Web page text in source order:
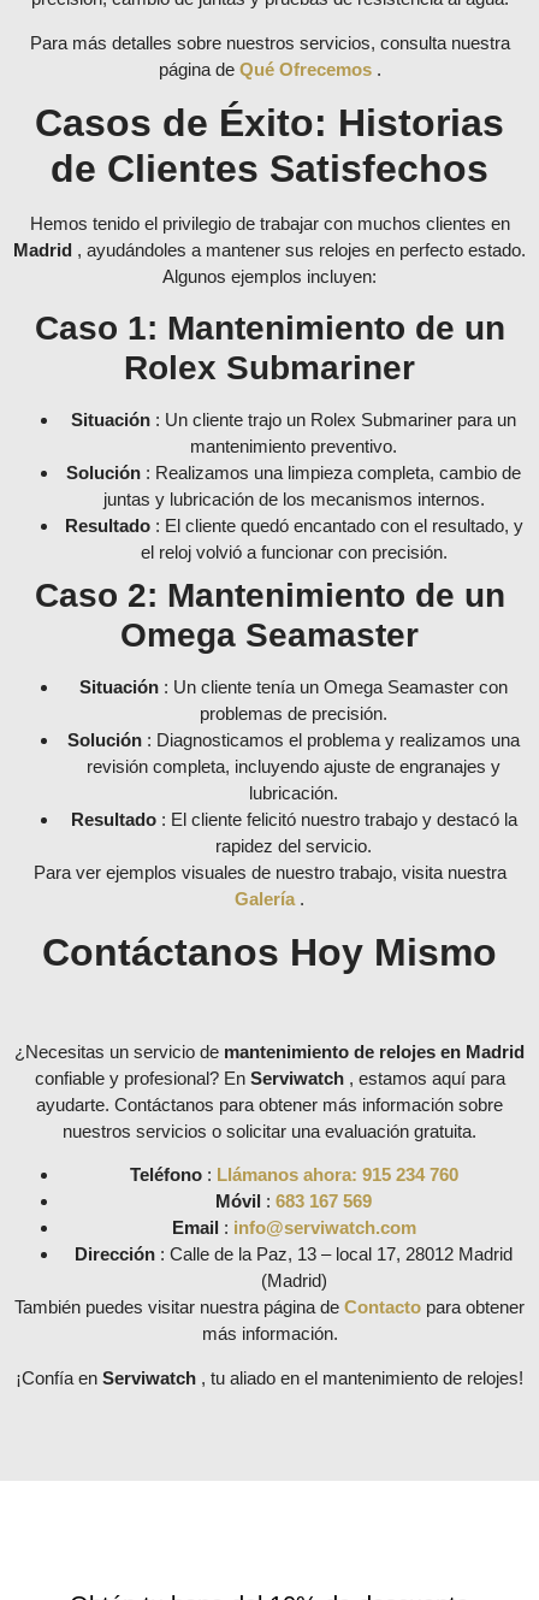
Para más detalles sobre nuestros servicios, consulta nuestra
página de Qué Ofrecemos .
Casos de Éxito: Historias
de Clientes Satisfechos
Hemos tenido el privilegio de trabajar con muchos clientes en
Madrid , ayudándoles a mantener sus relojes en perfecto estado.
Algunos ejemplos incluyen:
Caso 1: Mantenimiento de un
Rolex Submariner
Situación : Un cliente trajo un Rolex Submariner para un
mantenimiento preventivo.
Solución : Realizamos una limpieza completa, cambio de
juntas y lubricación de los mecanismos internos.
Resultado : El cliente quedó encantado con el resultado, y
el reloj volvió a funcionar con precisión.
Caso 2: Mantenimiento de un
Omega Seamaster
Situación : Un cliente tenía un Omega Seamaster con
problemas de precisión.
Solución : Diagnosticamos el problema y realizamos una
revisión completa, incluyendo ajuste de engranajes y
lubricación.
Resultado : El cliente felicitó nuestro trabajo y destacó la
rapidez del servicio.
Para ver ejemplos visuales de nuestro trabajo, visita nuestra
Galería .
Contáctanos Hoy Mismo
¿Necesitas un servicio de mantenimiento de relojes en Madrid
confiable y profesional? En Serviwatch , estamos aquí para
ayudarte. Contáctanos para obtener más información sobre
nuestros servicios o solicitar una evaluación gratuita.
Teléfono : Llámanos ahora: 915 234 760
Móvil : 683 167 569
Email : info@serviwatch.com
Dirección : Calle de la Paz, 13 – local 17, 28012 Madrid
(Madrid)
También puedes visitar nuestra página de Contacto para obtener
más información.
¡Confía en Serviwatch , tu aliado en el mantenimiento de relojes!